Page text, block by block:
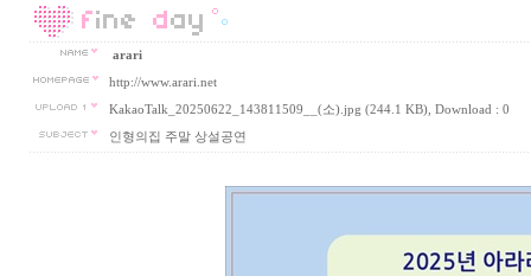
arari
http://www.arari.net
KakaoTalk_20250622_143811509__(소).jpg (244.1 KB), Download : 0
인형의집 주말 상설공연